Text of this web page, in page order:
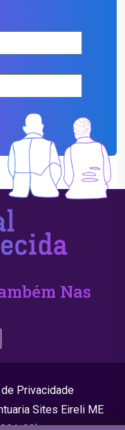
Nas
Privacidade
Sites Eireli ME